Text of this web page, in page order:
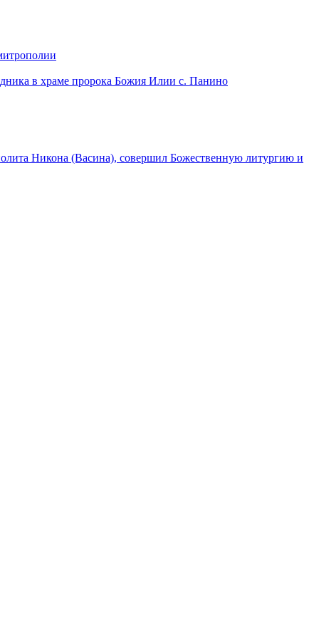
в храме пророка Божия Илии с. Панино
Никона (Васина), совершил Божественную литургию и